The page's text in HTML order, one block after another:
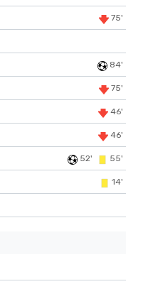
75'
84'
75'
46'
46'
52' 55'
14'